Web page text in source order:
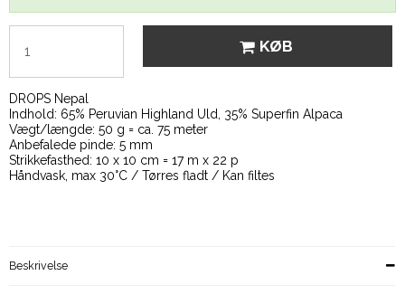
KØB
DROPS Nepal
Indhold: 65% Peruvian Highland Uld, 35% Superfin Alpaca
Vægt/længde: 50 g = ca. 75 meter
Anbefalede pinde: 5 mm
Strikkefasthed: 10 x 10 cm = 17 m x 22 p
Håndvask, max 30°C / Tørres fladt / Kan filtes
Beskrivelse